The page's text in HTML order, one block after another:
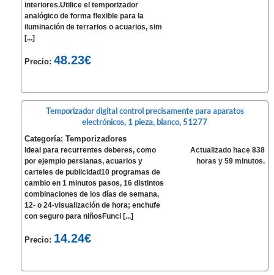
interiores.Utilice el temporizador
analógico de forma flexible para la
iluminación de terrarios o acuarios, sim
[...]
Precio:48.23€
Temporizador digital control precisamente para aparatos
electrónicos, 1 pieza, blanco, 51277
Categoría: Temporizadores
Ideal para recurrentes deberes, como
por ejemplo persianas, acuarios y
carteles de publicidad10 programas de
cambio en 1 minutos pasos, 16 distintos
combinaciones de los días de semana,
12- o 24-visualización de hora; enchufe
con seguro para niñosFunci [...]
Precio: 14.24€
Actualizado hace 838
horas y 59 minutos.